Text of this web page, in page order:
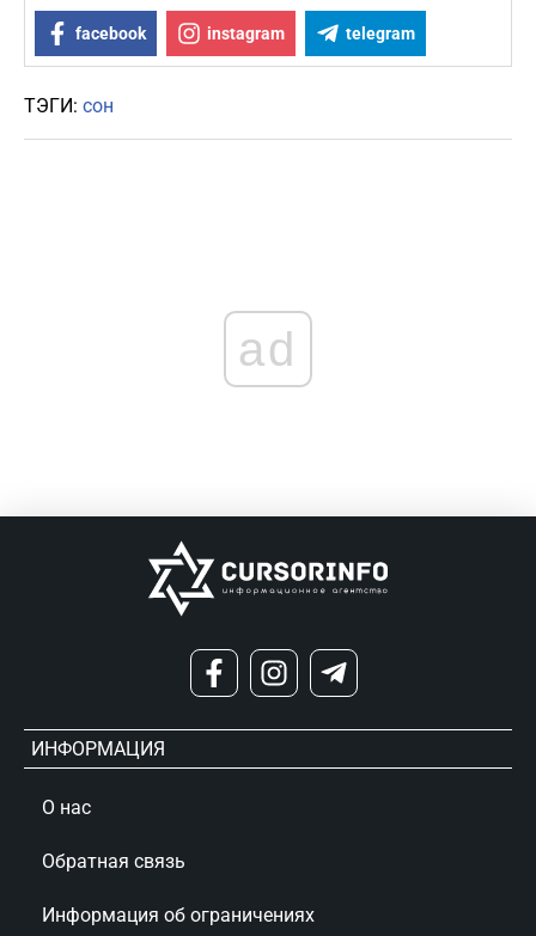
facebook instagram telegram
ТЭГИ: сон
ad
ИНФОРМАЦИЯ
О нас
Обратная связь
Информация об ограничениях